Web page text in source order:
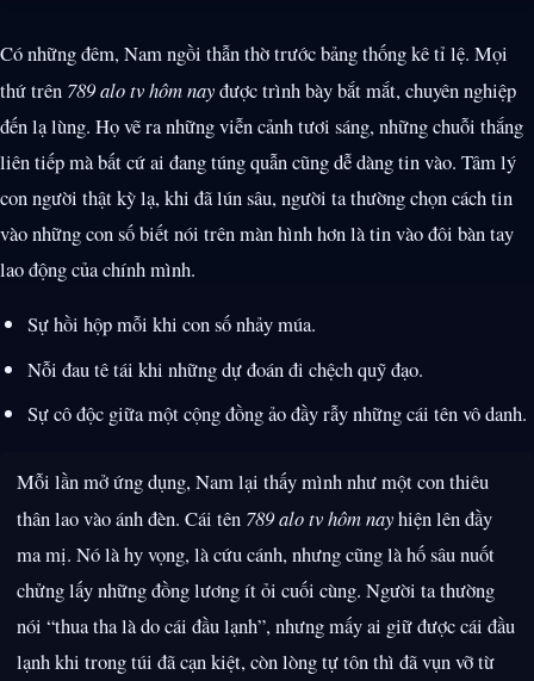
Có những đêm, Nam ngồi thẫn thờ trước bảng thống kê tỉ lệ. Mọi
thứ trên 789 alo tv hôm nayđược trình bày bắt mắt, chuyên nghiệp
đến lạ lùng. Họ vẽ ra những viễn cảnh tươi sáng, những chuỗi thắng
liên tiếp mà bất cứ ai đang túng quẫn cũng dễ dàng tin vào. Tâm lý
con người thật kỳ lạ, khi đã lún sâu, người ta thường chọn cách tin
vào những con số biết nói trên màn hình hơn là tin vào đôi bàn tay
lao động của chính mình.
Sự hồi hộp mỗi khi con số nhảy múa.
Nỗi đau tê tái khi những dự đoán đi chệch quỹ đạo.
Sự cô độc giữa một cộng đồng ảo đầy rẫy những cái tên vô danh.
Mỗi lần mở ứng dụng, Nam lại thấy mình như một con thiêu
thân lao vào ánh đèn. Cái tên 789 alo tv hôm nayhiện lên đầy
ma mị. Nó là hy vọng, là cứu cánh, nhưng cũng là hố sâu nuốt
chửng lấy những đồng lương ít ỏi cuối cùng. Người ta thường
nói “thua tha là do cái đầu lạnh”, nhưng mấy ai giữ được cái đầu
lạnh khi trong túi đã cạn kiệt, còn lòng tự tôn thì đã vụn vỡ từ